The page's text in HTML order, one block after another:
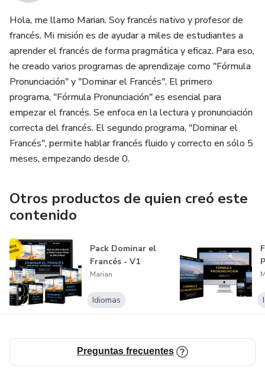
Hola, me llamo Marian. Soy francés nativo y profesor de
francés. Mi misión es de ayudar a miles de estudiantes a
aprender el francés de forma pragmática y eficaz. Para eso,
he creado varios programas de aprendizaje como "Fórmula
Pronunciación" y "Dominar el Francés". El primero
programa, "Fórmula Pronunciación" es esencial para
empezar el francés. Se enfoca en la lectura y pronunciación
correcta del francés. El segundo programa, "Dominar el
Francés", permite hablar francés fluido y correcto en sólo 5
meses, empezando desde 0.
Otros productos de quien creó este
contenido
Pack Dominar el
Francés - V1
Marian
Idiomas
Preguntas frecuentes